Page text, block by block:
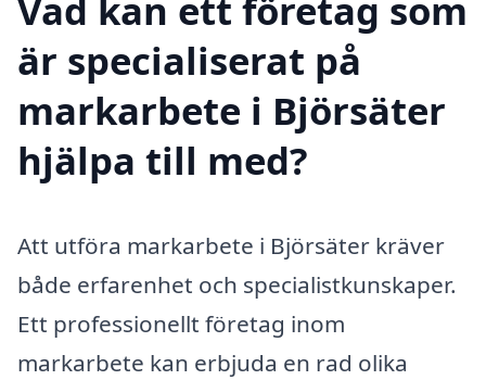
Vad kan ett företag som
är specialiserat på
markarbete i Björsäter
hjälpa till med?
Att utföra markarbete i Björsäter kräver
både erfarenhet och specialistkunskaper.
Ett professionellt företag inom
markarbete kan erbjuda en rad olika